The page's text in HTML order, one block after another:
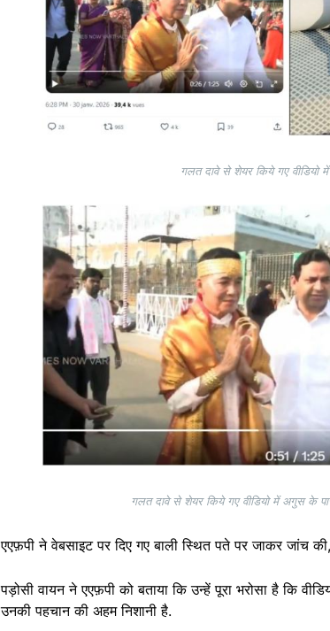
गलत दावे से शेयर किये गए वीडियो
गलत दावे से शेयर किये गए वीडियो में अगुस के
एएफ़पी ने वेबसाइट पर दिए गए बाली स्थित पते पर जाकर जांच
पड़ोसी वायन ने एएफ़पी को बताया कि उन्हें पूरा भरोसा है कि
उनकी पहचान की अहम निशानी है.